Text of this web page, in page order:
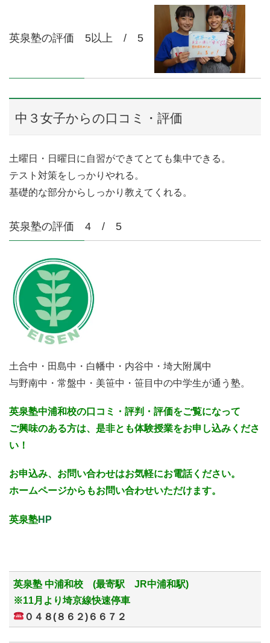
英泉塾の評価 5以上 / 5
中３女子からの口コミ・評価
土曜日・日曜日に自習ができてとても集中できる。
テスト対策をしっかりやれる。
基礎的な部分からしっかり教えてくれる。
英泉塾の評価 4 / 5
土合中・田島中・白幡中・内谷中・埼大附属中
与野南中・常盤中・美笹中・笹目中の中学生が通う塾。
英泉塾中浦和校の口コミ・評判・評価をご覧になって
ご興味のある方は、是非とも体験授業をお申し込みくださ
い！
お申込み、お問い合わせはお気軽にお電話ください。
ホームページからもお問い合わせいただけます。
英泉塾HP
英泉塾 中浦和校 (最寄駅 JR中浦和駅)
※11月より埼京線快速停車
０４８(８６２)６６７２